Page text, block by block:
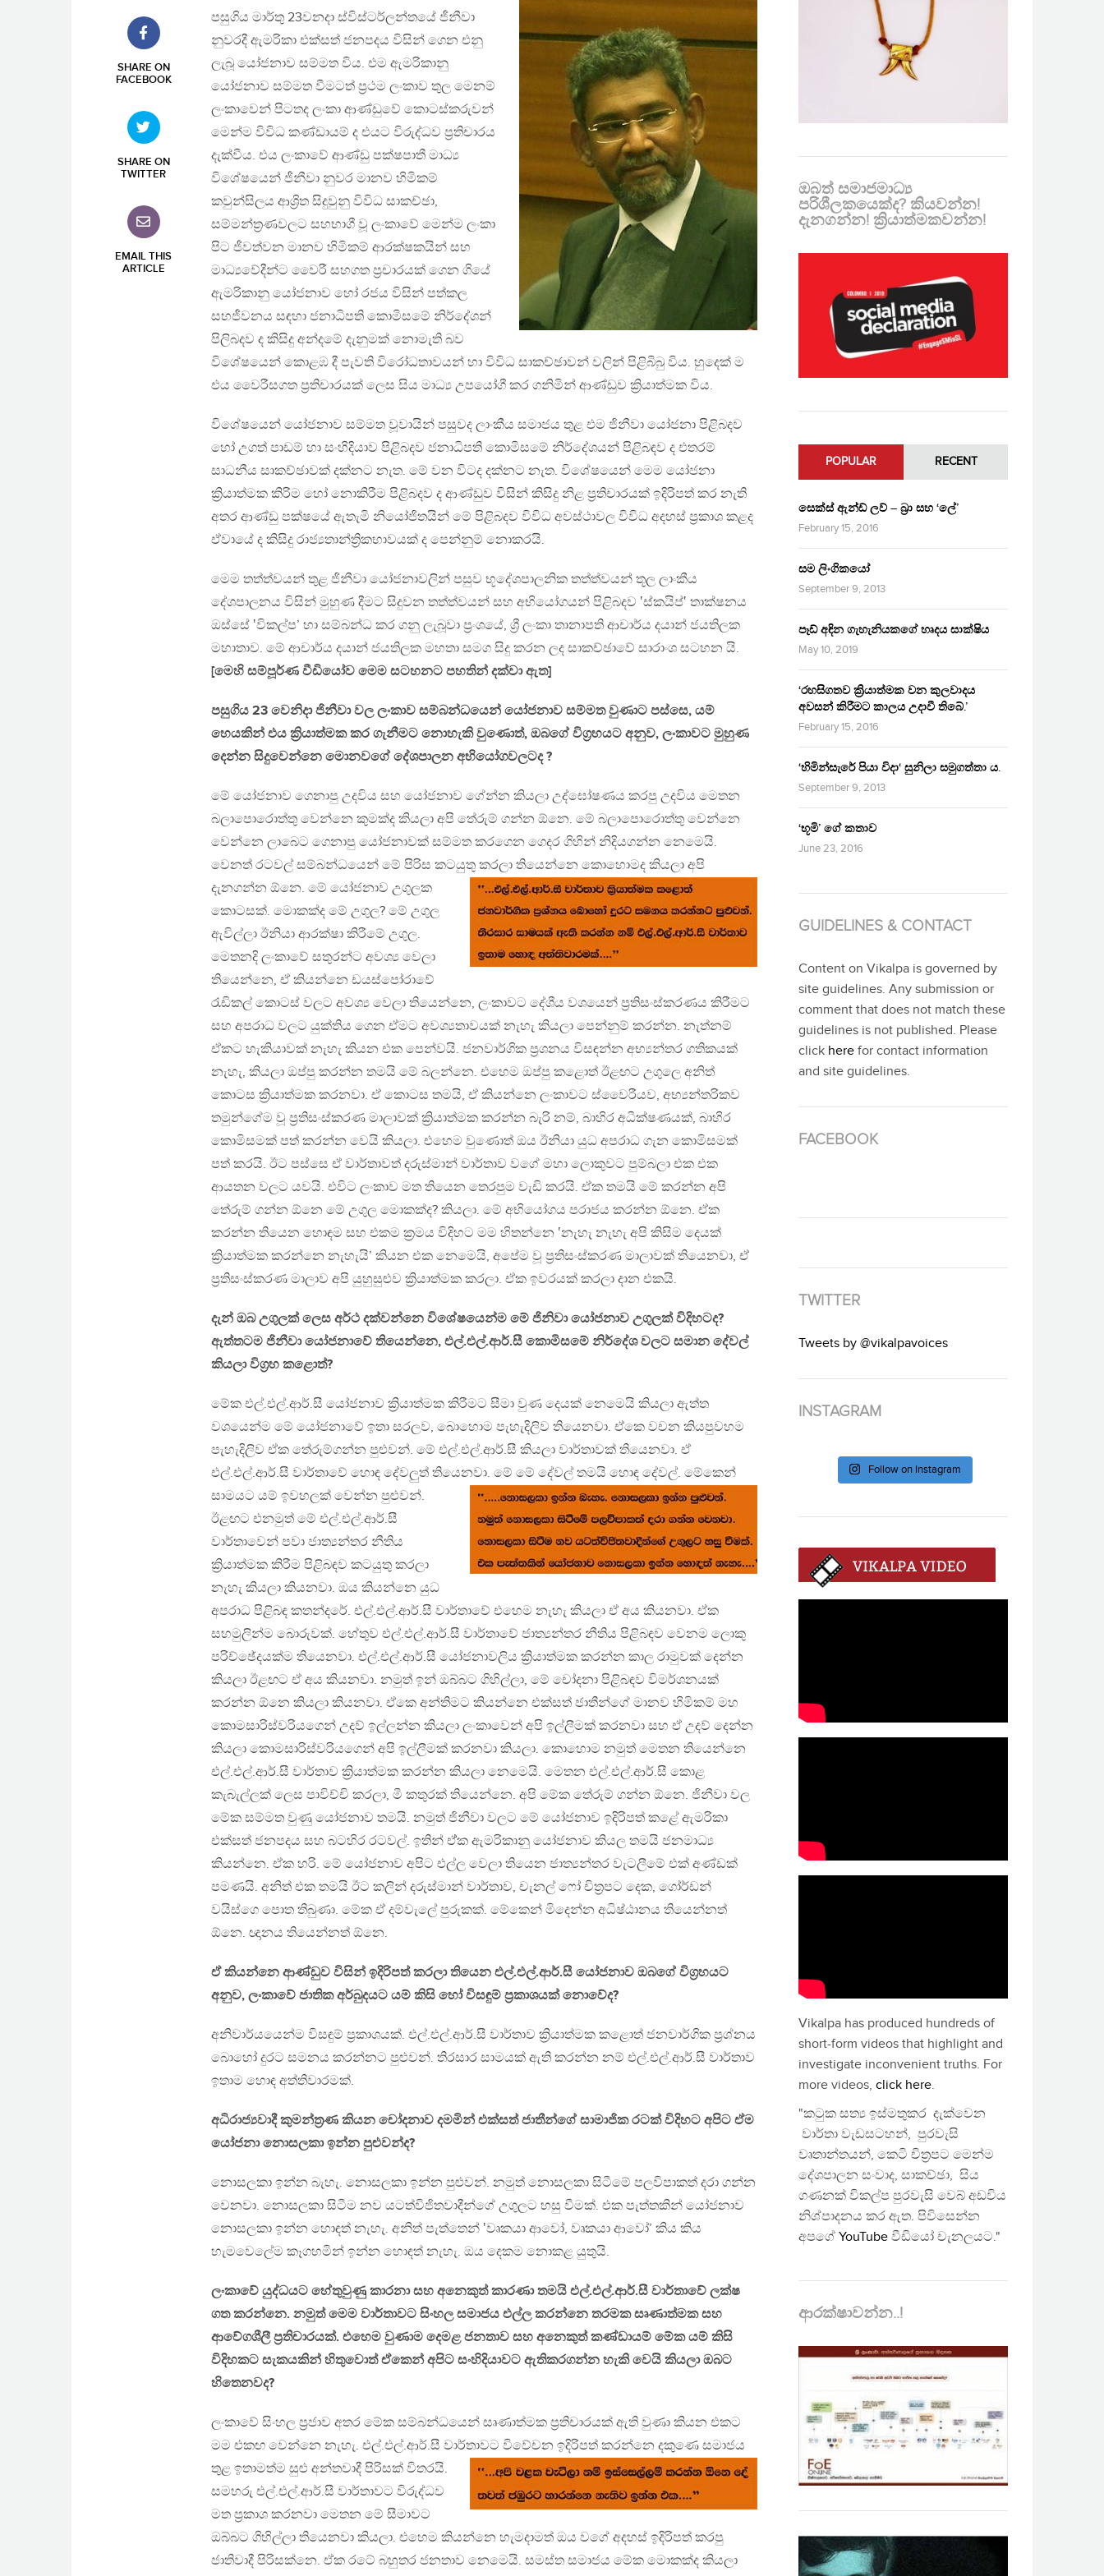
SHARE ON
FACEBOOK
SHARE ON
TWITTER
EMAIL THIS
ARTICLE
පසුගිය මාර්තු 23වනදා ස්විස්ටර්ලන්තයේ ජීනීවා
නුවරදී ඇමරිකා එක්සත් ජනපදය විසින් ගෙන එනු
ලැබූ යෝජනාව සම්මත විය. එම ඇමරිකානු
යෝජනාව සම්මත වීමටත් ප්‍රථම ලංකාව තුල මෙනම්
ලංකාවෙන් පිටතද ලංකා ආණ්ඩුවේ කොටස්කරුවන්
මෙන්ම විවිධ කණ්ඩායම් ද එයට විරුද්ධව ප්‍රතිචාරය
දැක්වීය. එය ලංකාවේ ආණ්ඩු පක්ෂපාතී මාධ්‍ය
විශේෂයෙන් ජීනීවා නුවර මානව හිමිකම්
කවුන්සිලය ආශ්‍රිත සිදුවුනු විවිධ සාකච්ඡා,
සම්මන්ත්‍රණවලට සහභාගී වූ ලංකාවේ මෙන්ම ලංකා
පිට ජීවත්වන මානව හිමිකම් ආරක්ෂකයින් සහ
මාධ්‍යවේදීන්ට වෛරී සහගත ප්‍රචාරයක් ගෙන ගියේ
ඇමරිකානු යෝජනාව හෝ රජය විසින් පත්කල
සහජීවනය සඳහා ජනාධිපති කොමිසමේ නිර්දේශන්
පිලිබදව ද කිසිදු අන්දමේ දැනුමක් නොමැති බව
විශේෂයෙන් කොළඹ දී පැවති විරෝධතාවයන් හා විවිධ සාකච්ඡාවන් වලින් පිළිබිබු විය. හුදෙක් ම
එය වෛරීසගත ප්‍රතිචාරයක් ලෙස සිය මාධ්‍ය උපයෝගී කර ගනිමින් ආණ්ඩුව ක්‍රියාත්මක විය.
විශේෂයෙන් යෝජනාව සම්මත වූවායින් පසුවද ලාංකීය සමාජය තුළ එම ජිනීවා යෝජනා පිළිබදව
හෝ උගත් පාඩම් හා සංහිදියාව පිළිබදව ජනාධිපති කොමිසමේ නිර්දේශයන් පිළිබඳව ද එතරම්
සාධනීය සාකච්ඡාවක් දක්නට නැත. මේ වන විටද දක්නට නැත. විශේෂයෙන් මෙම යෝජනා
ක්‍රියාත්මක කිරිම හෝ නොකිරීම පිළිබදව ද ආණ්ඩුව විසින් කිසිදු නිළ ප්‍රතිචාරයක් ඉදිරිපත් කර නැති
අතර ආණ්ඩු පක්ෂයේ ඇතැමි නියෝජිතයින් මේ පිළිබදව විවිධ අවස්ථාවල විවිධ අදහස් ප්‍රකාශ කළද
ඒවායේ ද කිසිදු රාජ්‍යතාන්ත්‍රිකභාවයක් ද පෙන්නුම් නොකරයි.
මෙම තත්ත්වයන් තුළ ජිනීවා යෝජනාවලින් පසුව භූදේශපාලනික තත්ත්වයන් තූල ලාංකීය
දේශපාලනය විසින් මුහුණ දීමට සිදුවන තත්ත්වයන් සහ අභියෝගයන් පිළිබදව ‛ස්කයිප්‛ තාක්ෂනය
ඔස්සේ ‛විකල්ප’ හා සම්බන්ධ කර ගනු ලැබූවා ප්‍රංශයේ, ශ්‍රී ලංකා තානාපති ආචාර්ය දයාන් ජයතිලක
මහාතාව. මේ ආචාර්ය දයාන් ජයතිලක මහතා සමග සිදු කරන ලද සාකච්ඡාවේ සාරාංශ සටහන යි.
[මෙහි සම්පූර්ණ වීඩියෝව මෙම සටහනට පහතින් දක්වා ඇත]
පසුගිය 23 වෙනිදා ජිනීවා වල ලංකාව සම්බන්ධයෙන් යෝජනාව සම්මත වුණාට පස්සෙ, යම්
හෙයකින් එය ක්‍රියාත්මක කර ගැනීමට නොහැකි වුණොත්, ඔබගේ විග්‍රහයට අනුව, ලංකාවට මුහුණ
දෙන්න සිදුවෙන්නෙ මොනවගේ දේශපාලන අභියෝගවලටද ?
මේ යෝජනාව ගෙනාපු උදවිය සහ යෝජනාව ගේන්න කියලා උද්ඝෝෂණය කරපු උදවිය මෙතන
බලාපොරොත්තු වෙන්නෙ කුමක්ද කියලා අපි තේරුම් ගන්න ඕනෙ. මේ බලාපොරොත්තු වෙන්නෙ
වෙන්නෙ ලාබෙට ගෙනාපු යෝජනාවක් සම්මත කරගෙන ගෙදර ගිහින් නිදියගන්න නෙමෙයි.
වෙනත් රටවල් සම්බන්ධයෙන් මේ පිරිස කටයුතු කරලා තියෙන්නෙ කොහොමද කියලා අපි
දැනගන්න ඕනෙ. මේ යෝජනාව උගුලක
කොටසක්. මොකක්ද මේ උගුල? මේ උගුල
ඇවිල්ලා ඊනියා ආරක්ෂා කිරීමේ උගුල.
මෙතනදි ලංකාවේ සතුරන්ට අවශ්‍ය වෙලා
තියෙන්නෙ, ඒ කියන්නෙ ඩයස්පෝරාවේ
රැඩිකල් කොටස් වලට අවශ්‍ය වෙලා තියෙන්නෙ, ලංකාවට දේශීය වශයෙන් ප්‍රතිසංස්කරණය කිරීමට
සහ අපරාධ වලට යුක්තිය ගෙන ඒමට අවශ්‍යතාවයක් නැහැ කියලා පෙන්නුම් කරන්න. නැත්නම්
ඒකට හැකියාවක් නැහැ කියන එක පෙන්වයි. ජනවාර්ගික ප්‍රශනය විසඳන්න අභ්‍යන්තර ගතිකයක්
නැහැ, කියලා ඔප්පු කරන්න තමයි මේ බලන්නෙ. එහෙම ඔප්පු කළොත් ඊළඟට උගුලෙ අනිත්
කොටස ක්‍රියාත්මක කරනවා. ඒ කොටස තමයි, ඒ කියන්නෙ ලංකාවට ස්වෛරීයව, අභ්‍යන්තරිකව
තමුන්ගේම වූ ප්‍රතිසංස්කරණ මාලාවක් ක්‍රියාත්මක කරන්න බැරි නම්, බාහිර අධීක්ෂණයක්, බාහිර
කොමිසමක් පත් කරන්න වෙයි කියලා. එහෙම වුණොත් ඔය ඊනියා යුධ අපරාධ ගැන කොමිසමක්
පත් කරයි. ඊට පස්සෙ ඒ වාර්තාවත් දරුස්මාන් වාර්තාව වගේ මහා ලොකුවට පුම්බලා එක එක
ආයතන වලට යවයි. එවිට ලංකාව මත තියෙන තෙරපුම වැඩි කරයි. ඒක තමයි මේ කරන්න අපි
තේරුම් ගන්න ඕනෙ මේ උගුල මොකක්ද? කියලා. මේ අභියෝගය පරාජය කරන්න ඕනෙ. ඒක
කරන්න තියෙන හොඳම සහ එකම ක්‍රමය විදිහට මම හිතන්නෙ ‛නැහැ නැහැ අපි කිසිම දෙයක්
ක්‍රියාත්මක කරන්නෙ නැහැයි’ කියන එක නෙමෙයි, අපේම වූ ප්‍රතිසංස්කරණ මාලාවක් තියෙනවා, ඒ
ප්‍රතිසංස්කරණ මාලාව අපි යුහුසුළුව ක්‍රියාත්මක කරලා. ඒක ඉවරයක් කරලා දාන එකයි.
දැන් ඔබ උගුලක් ලෙස අර්ථ දක්වන්නෙ විශේෂයෙන්ම මේ ජිනිවා යෝජනාව උගුලක් විදිහටද?
ඇත්තටම ජිනීවා යෝජනාවේ තියෙන්නෙ, එල්.එල්.ආර්.සී කොමිසමේ නිර්දේශ වලට සමාන දේවල්
කියලා විග්‍රහ කළොත්?
මේක එල්.එල්.ආර්.සී යෝජනාව ක්‍රියාත්මක කිරීමට සීමා වුණ දෙයක් නෙමෙයි කියලා ඇත්ත
වශයෙන්ම මේ යෝජනාවේ ඉතා සරලව, බොහොම පැහැදිලිව තියෙනවා. ඒකෙ වචන කියපුවහම
පැහැදිලිව ඒක තේරුම්ගන්න පුළුවන්. මේ එල්.එල්.ආර්.සී කියලා වාර්තාවක් තියෙනවා. ඒ
එල්.එල්.ආර්.සී වාර්තාවේ හොඳ දේවලුත් තියෙනවා. මේ මේ දේවල් තමයි හොඳ දේවල්. මේකෙන්
සාමයට යම් ඉවහලක් වෙන්න පුළුවන්.
ඊළඟට එනමුත් මේ එල්.එල්.ආර්.සී
වාර්තාවෙන් පවා ජාත්‍යන්තර නීතිය
ක්‍රියාත්මක කිරීම පිළිබඳව කටයුතු කරලා
නැහැ කියලා කියනවා. ඔය කියන්නෙ යුධ
අපරාධ පිළිබඳ කතන්දරේ. එල්.එල්.ආර්.සී වාර්තාවේ එහෙම නැහැ කියලා ඒ අය කියනවා. ඒක
සහමුලින්ම බොරුවක්. හේතුව එල්.එල්.ආර්.සී වාර්තාවේ ජාත්‍යන්තර නීතිය පිළිබඳව වෙනම ලොකු
පරිච්ඡේදයක්ම තියෙනවා. එල්.එල්.ආර්.සී යෝජනාවලිය ක්‍රියාත්මක කරන්න කාල රාමුවක් දෙන්න
කියලා ඊළඟට ඒ අය කියනවා. නමුත් ඉන් ඔබ්බට ගිහිල්ලා, මේ චෝදනා පිළිබඳව විමර්ශනයක්
කරන්න ඕනෙ කියලා කියනවා. ඒකෙ අන්තිමට කියන්නෙ එක්සත් ජාතීන්ගේ මානව හිමිකම් මහ
කොමසාරිස්වරියගෙන් උදව් ඉල්ලන්න කියලා ලංකාවෙන් අපි ඉල්ලීමක් කරනවා සහ ඒ උදව් දෙන්න
කියලා කොමසාරිස්වරියගෙන් අපි ඉල්ලීමක් කරනවා කියලා. කොහොම නමුත් මෙතන තියෙන්නෙ
එල්.එල්.ආර්.සී වාර්තාව ක්‍රියාත්මක කරන්න කියලා නෙමෙයි. මෙතන එල්.එල්.ආර්.සී කොළ
කැබැල්ලක් ලෙස පාවිච්චි කරලා, මී කතුරක් තියෙන්නෙ. අපි මේක තේරුම් ගන්න ඕනෙ. ජිනීවා වල
මේක සම්මත වුණු යෝජනාව තමයි. නමුත් ජිනීවා වලට මේ යෝජනාව ඉදිරිපත් කළේ ඇමරිකා
එක්සත් ජනපදය සහ බටහිර රටවල්. ඉතින් ඒ්ක ඇමරිකානු යෝජනාව කියල තමයි ජනමාධ්‍ය
කියන්නෙ. ඒක හරි. මේ යෝජනාව අපිට එල්ල වෙලා තියෙන ජාත්‍යන්තර වැටලීමේ එක් අණ්ඩක්
පමණයි. අනිත් එක තමයි ඊට කලින් දරුස්මාන් වාර්තාව, චැනල් ෆෝ චිත්‍රපට දෙක, ගෝර්ඩන්
වයිස්ගෙ පොත තිබුණා. මේක ඒ දම්වැලේ පුරුකක්. මේකෙන් මිදෙන්න අධිෂ්ඨානය තියෙන්නත්
ඕනෙ. ඥානය තියෙන්නත් ඕනෙ.
ඒ කියන්නෙ ආණ්ඩුව විසින් ඉදිරිපත් කරලා තියෙන එල්.එල්.ආර්.සී යෝජනාව ඔබගේ විග්‍රහයට
අනුව, ලංකාවේ ජාතික අර්බුදයට යම් කිසි හෝ විසඳුම් ප්‍රකාශයක් නොවේද?
අනිවාර්යයෙන්ම විසඳුම් ප්‍රකාශයක්. එල්.එල්.ආර්.සී වාර්තාව ක්‍රියාත්මක කළොත් ජනවාර්ගික ප්‍රශ්නය
බොහෝ දුරට සමනය කරන්නට පුළුවන්. තිරසාර සාමයක් ඇති කරන්න නම් එල්.එල්.ආර්.සී වාර්තාව
ඉතාම හොඳ අත්තිවාරමක්.
අධිරාජ්‍යවාදී කුමන්ත්‍රණ කියන චෝදනාව දමමින් එක්සත් ජාතීන්ගේ සාමාජික රටක් විදිහට අපිට ඒම
යෝජනා නොසලකා ඉන්න පුළුවන්ද?
නොසලකා ඉන්න බැහැ. නොසලකා ඉන්න පුළුවන්. නමුත් නොසලකා සිටීමේ පලවිපාකත් දරා ගන්න
වෙනවා. නොසලකා සිටීම නව යටත්විජිතවාදීන්ගේ උගුලට හසු වීමක්. එක පැත්තකින් යෝජනාව
නොසලකා ඉන්න හොඳත් නැහැ. අනිත් පැත්තෙන් ‛වෘකයා ආවෝ, වෘකයා ආවෝ’ කිය කිය
හැමවෙලේම කෑගහමින් ඉන්න හොඳත් නැහැ. ඔය දෙකම නොකළ යුතුයි.
ලංකාවේ යුද්ධයට හේතුවුණු කාරනා සහ අනෙකුත් කාරණා තමයි එල්.එල්.ආර්.සී වාර්තාවේ ලක්ෂ
ගත කරන්නෙ. නමුත් මෙම වාර්තාවට සිංහල සමාජය එල්ල කරන්නෙ තරමක සෘණාත්මක සහ
ආවේගශීලී ප්‍රතිචාරයක්. එහෙම වුණාම දෙමළ ජනතාව සහ අනෙකුත් කණ්ඩායම් මේක යම් කිසි
විදිහකට සැකයකින් හිතුවොත් ඒකෙන් අපිට සංහිදියාවට ඇතිකරගන්න හැකි වෙයි කියලා ඔබට
හිතෙනවද?
ලංකාවේ සිංහල ප්‍රජාව අතර මේක සම්බන්ධයෙන් සෘණාත්මක ප්‍රතිචාරයක් ඇති වුණා කියන එකට
මම එකඟ වෙන්නෙ නැහැ. එල්.එල්.ආර්.සී වාර්තාවට විවේචන ඉදිරිපත් කරන්නෙ දකුණෙ සමාජය
තුළ ඉතාමත්ම සුළු අන්තවාදී පිරිසක් විතරයි.
සමහරු එල්.එල්.ආර්.සී වාර්තාවට විරුද්ධව
මත ප්‍රකාශ කරනවා මෙතන මේ සීමාවට
ඔබ්බට ගිහිල්ලා තියෙනවා කියලා. එහෙම කියන්නෙ හැමදාමත් ඔය වගේ අදහස් ඉදිරිපත් කරපු
ජාතිවාදී පිරිසක්නෙ. ඒක රටේ බහුතර ජනතාව නෙමෙයි. සමස්ත සමාජය මේක මොකක්ද කියලා
ඔබත් සමාජමාධ්‍ය
පරිශීලකයෙක්ද? කියවන්න!
දැනගන්න! ක්‍රියාත්මකවන්න!
POPULAR RECENT
සෙක්ස් ඇන්ඩ් ලව් – බ්‍රා සහ ‘ලේ’
February 15, 2016
සම ලිංගිකයෝ
September 9, 2013
පෑඩ් අඳින ගැහැනියකගේ හෘදය සාක්ෂිය
May 10, 2019
‘රහසිගතව ක්‍රියාත්මක වන කුලවාදය
අවසන් කිරීමට කාලය උදාවී තිබේ.’
February 15, 2016
‘හිමින්සැරේ පියා විදා‘ සුනිලා සමුගත්තා ය.
September 9, 2013
‘භූමි’ ගේ කතාව
June 23, 2016
GUIDELINES & CONTACT
Content on Vikalpa is governed by
site guidelines. Any submission or
comment that does not match these
guidelines is not published. Please
click here for contact information
and site guidelines.
FACEBOOK
TWITTER
Tweets by @vikalpavoices
INSTAGRAM
Follow on Instagram
Vikalpa has produced hundreds of
short-form videos that highlight and
investigate inconvenient truths. For
more videos, click here.
"කටුක සත්‍ය ඉස්මතුකර දැක්වෙන
වාර්තා වැඩසටහන්, පුරවැසි
වෘතාන්තයන්, කෙටි චිත්‍රපට මෙන්ම
දේශපාලන සංවාද, සාකච්ඡා, සිය
ගණනක් විකල්ප පුරවැසි වෙබ් අඩවිය
නිශ්පාදනය කර ඇත. පිවිසෙන්න
අපගේ YouTube වීඩියෝ චැනලයට."
ආරක්ෂාවන්න..!